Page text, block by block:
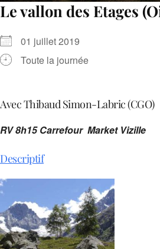
Le vallon des Etages
01 juillet 2019
Toute la journée
Avec Thibaud Simon-Labric (CGO)
RV 8h15 Carrefour Market Vizille
Descriptif